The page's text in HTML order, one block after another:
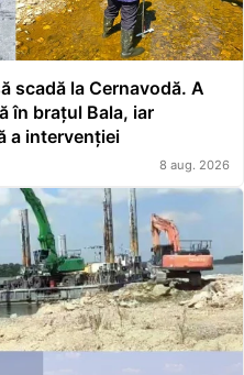
scadă la Cernavodă. A
în brațul Bala, iar
a intervenției
8 aug. 2026